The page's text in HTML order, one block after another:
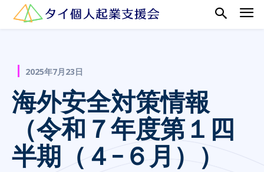
2025年7月23日
海外安全対策情報
（令和７年度第１四
半期（４−６月））